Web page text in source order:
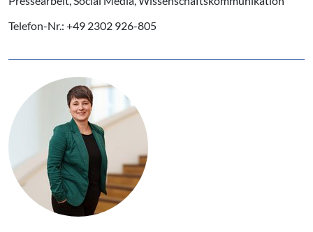
Telefon-Nr.: +49 2302 926-805